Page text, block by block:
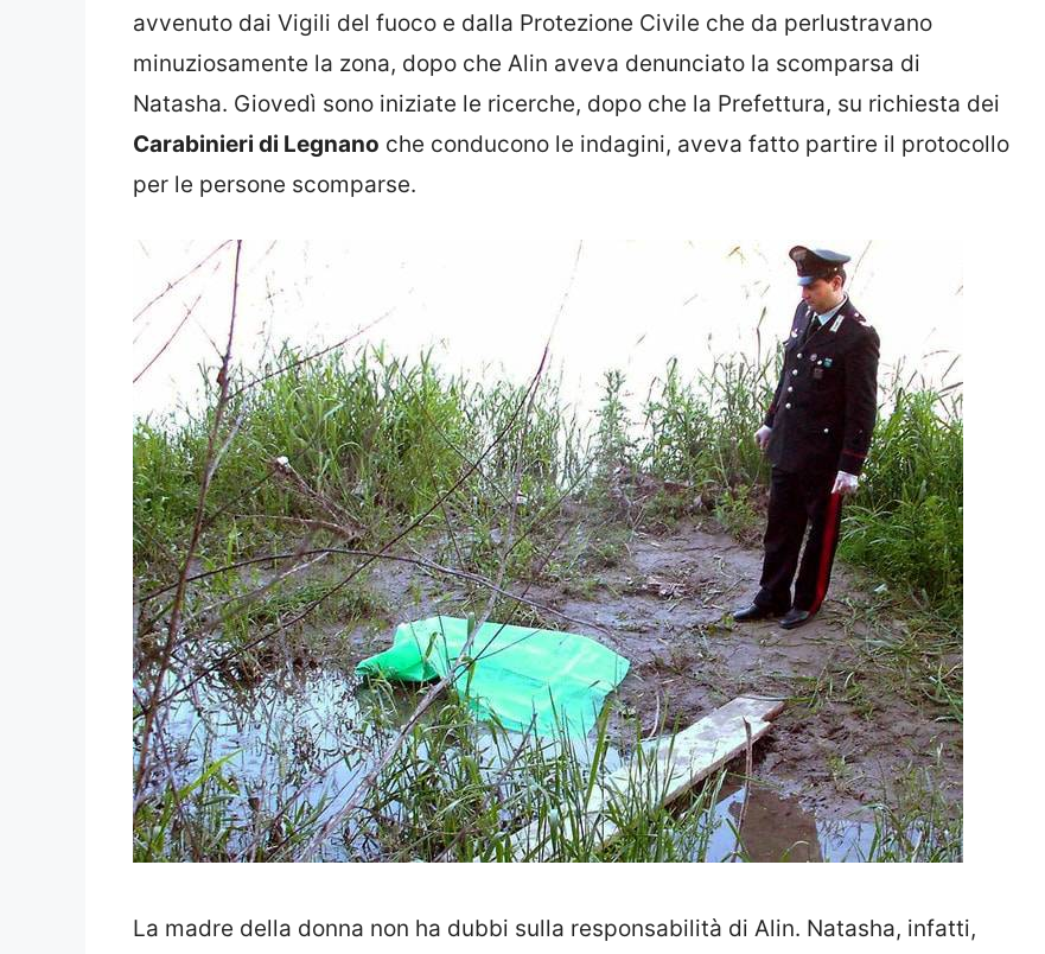
avvenuto dai Vigili del fuoco e dalla Protezione Civile che da perlustravano
minuziosamente la zona, dopo che Alin aveva denunciato la scomparsa di
Natasha. Giovedì sono iniziate le ricerche, dopo che la Prefettura, su richiesta dei
Carabinieri di Legnano che conducono le indagini, aveva fatto partire il protocollo
per le persone scomparse.
La madre della donna non ha dubbi sulla responsabilità di Alin. Natasha, infatti,